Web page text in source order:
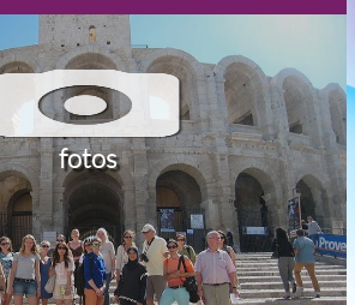
fotos